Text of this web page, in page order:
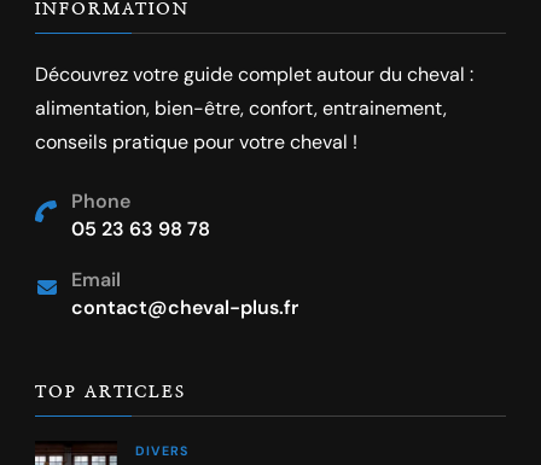
INFORMATION
Découvrez votre guide complet autour du cheval :
alimentation, bien-être, confort, entrainement,
conseils pratique pour votre cheval !
Phone
05 23 63 98 78
Email
contact@cheval-plus.fr
TOP ARTICLES
DIVERS